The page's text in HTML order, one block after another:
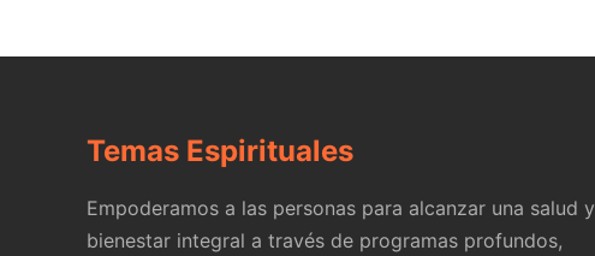
Temas Espirituales
Empoderamos a las personas para alcanzar una salud y
bienestar integral a través de programas profundos,